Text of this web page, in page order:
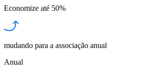
Economize até 50%
mudando para a associação anual
Anual